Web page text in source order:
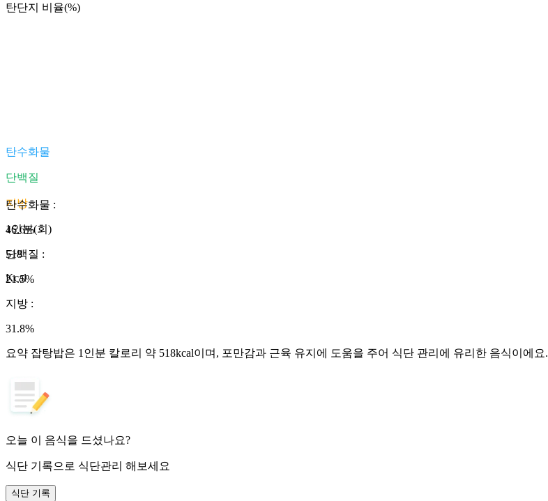
탄단지 비율(%)
탄수화물
단백질
지방
1인분(회)
518
Kcal
탄수화물 :
46.6%
단백질 :
21.5%
지방 :
31.8%
요약 잡탕밥은 1인분 칼로리 약 518kcal이며, 포만감과 근육 유지에 도움을 주어 식단 관리에 유리한 음식이에요.
오늘 이 음식을 드셨나요?
식단 기록으로 식단관리 해보세요
식단 기록